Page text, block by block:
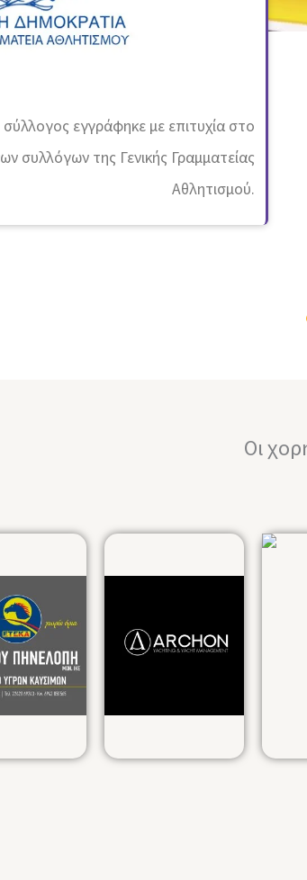
εγγράφηκε με επιτυχία στο
συλλόγων της Γενικής Γραμματείας
Αθλητισμού.
Οι